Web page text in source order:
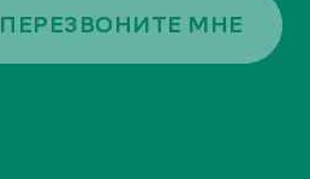
ПЕРЕЗВОНИТЕ МНЕ